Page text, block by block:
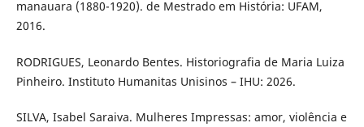
manauara (1880-1920). de Mestrado em História: UFAM,
2016.
RODRIGUES, Leonardo Bentes. Historiografia de Maria Luiza
Pinheiro. Instituto Humanitas Unisinos – IHU: 2026.
SILVA, Isabel Saraiva. Mulheres Impressas: amor, violência e